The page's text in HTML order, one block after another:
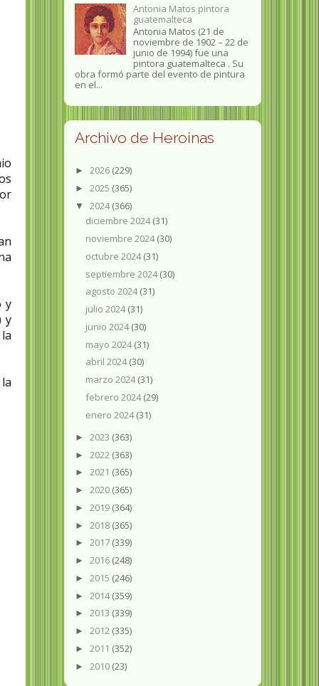
y
y
Antonia Matos pintora
guatemalteca
Antonia Matos (21 de
noviembre de 1902 – 22 de
junio de 1994) fue una
pintora guatemalteca . Su
obra formó parte del evento de pintura
en el...
Archivo de Heroinas
► 2026 (229)
► 2025 (365)
▼ 2024(366)
diciembre 2024(31)
noviembre 2024(30)
octubre 2024(31)
septiembre 2024(30)
agosto 2024(31)
julio 2024(31)
junio 2024(30)
mayo 2024(31)
abril 2024(30)
marzo 2024(31)
febrero 2024(29)
enero 2024(31)
► 2023 (363)
► 2022 (363)
► 2021 (365)
► 2020 (365)
► 2019 (364)
► 2018 (365)
► 2017 (339)
► 2016 (248)
► 2015 (246)
► 2014(359)
► 2013 (339)
► 2012 (335)
► 2011 (352)
► 2010 (23)